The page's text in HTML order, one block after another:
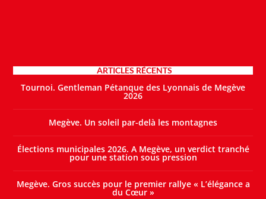
ARTICLES RÉCENTS
Tournoi. Gentleman Pétanque des Lyonnais de Megève
2026
Megève. Un soleil par-delà les montagnes
Élections municipales 2026. A Megève, un verdict tranché
pour une station sous pression
Megève. Gros succès pour le premier rallye « L’élégance a
du Cœur »